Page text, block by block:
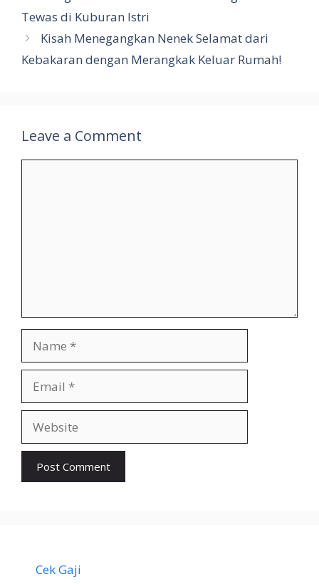
Tewas di Kuburan Istri
Kisah Menegangkan Nenek Selamat dari
Kebakaran dengan Merangkak Keluar Rumah!
Leave a Comment
Cek Gaji